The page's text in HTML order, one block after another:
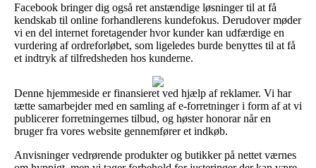
Facebook bringer dig også ret anstændige løsninger til at få
kendskab til online forhandlerens kundefokus. Derudover møder
vi en del internet foretagender hvor kunder kan udfærdige en
vurdering af ordreforløbet, som ligeledes burde benyttes til at få
et indtryk af tilfredsheden hos kunderne.
Denne hjemmeside er finansieret ved hjælp af reklamer. Vi har
tætte samarbejder med en samling af e-forretninger i form af at vi
publicerer forretningernes tilbud, og høster honorar når en
bruger fra vores website gennemfører et indkøb.
Anvisninger vedrørende produkter og butikker på nettet værnes